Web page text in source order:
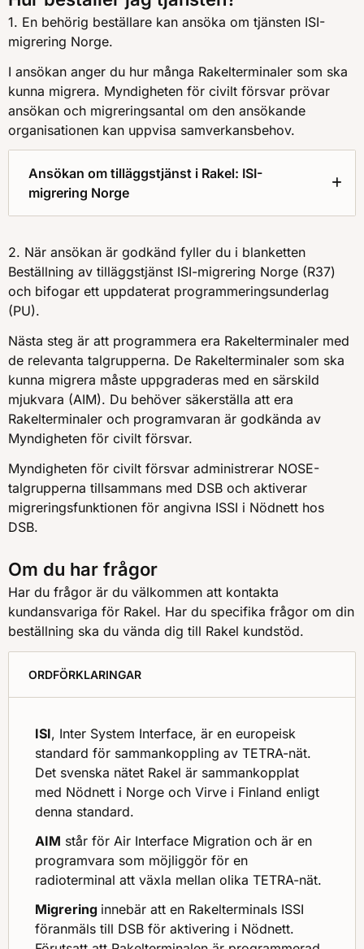
1. En behörig beställare kan ansöka om tjänsten ISI-
migrering Norge.
I ansökan anger du hur många Rakelterminaler som ska
kunna migrera. Myndigheten för civilt försvar prövar
ansökan och migreringsantal om den ansökande
organisationen kan uppvisa samverkansbehov.
Ansökan om tilläggstjänst i Rakel: ISI-
migrering Norge
2. När ansökan är godkänd fyller du i blanketten
Beställning av tilläggstjänst ISI-migrering Norge (R37)
och bifogar ett uppdaterat programmeringsunderlag
(PU).
Nästa steg är att programmera era Rakelterminaler med
de relevanta talgrupperna. De Rakelterminaler som ska
kunna migrera måste uppgraderas med en särskild
mjukvara (AIM). Du behöver säkerställa att era
Rakelterminaler och programvaran är godkända av
Myndigheten för civilt försvar.
Myndigheten för civilt försvar administrerar NOSE-
talgrupperna tillsammans med DSB och aktiverar
migreringsfunktionen för angivna ISSI i Nödnett hos
DSB.
Om du har frågor
Har du frågor är du välkommen att kontakta
kundansvariga för Rakel. Har du specifika frågor om din
beställning ska du vända dig till Rakel kundstöd.
ORDFÖRKLARINGAR
ISI, Inter System Interface, är en europeisk
standard för sammankoppling av TETRA-nät.
Det svenska nätet Rakel är sammankopplat
med Nödnett i Norge och Virve i Finland enligt
denna standard.
AIM står för Air Interface Migration och är en
programvara som möjliggör för en
radioterminal att växla mellan olika TETRA-nät.
Migrering innebär att en Rakelterminals ISSI
föranmäls till DSB för aktivering i Nödnett.